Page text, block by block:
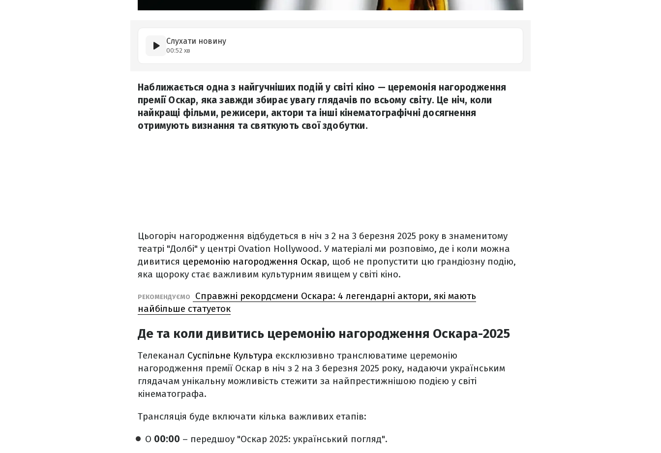
Слухати новину
00:52 хв
Наближається одна з найгучніших подій у світі кіно — церемонія нагородження
премії Оскар, яка завжди збирає увагу глядачів по всьому світу. Це ніч, коли
найкращі фільми, режисери, актори та інші кінематографічні досягнення
отримують визнання та святкують свої здобутки.
Цьогоріч нагородження відбудеться в ніч з 2 на 3 березня 2025 року в знаменитому
театрі "Долбі" у центрі Ovation Hollywood. У матеріалі ми розповімо, де і коли можна
дивитися церемонію нагородження Оскар, щоб не пропустити цю грандіозну подію,
яка щороку стає важливим культурним явищем у світі кіно.
РЕКОМЕНДУЄМО
Справжні рекордсмени Оскара: 4 легендарні актори, які мають
найбільше статуеток
Де та коли дивитись церемонію нагородження Оскара-2025
Телеканал Суспільне Культура ексклюзивно транслюватиме церемонію
нагородження премії Оскар в ніч з 2 на 3 березня 2025 року, надаючи українським
глядачам унікальну можливість стежити за найпрестижнішою подією у світі
кінематографа.
Трансляція буде включати кілька важливих етапів:
О 00:00 – передшоу "Оскар 2025: український погляд".